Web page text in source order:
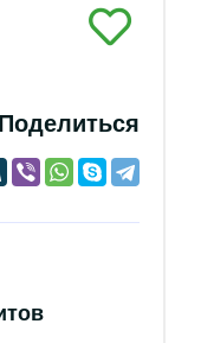
Поделиться